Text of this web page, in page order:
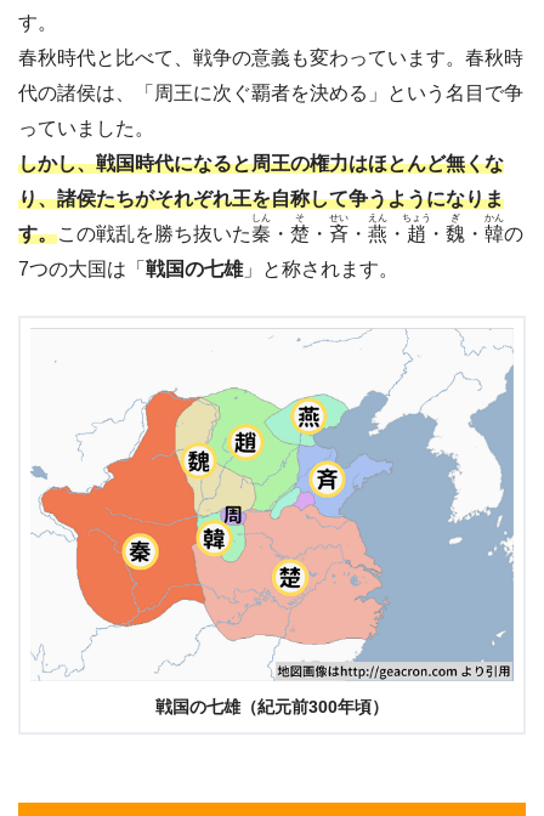
す。
春秋時代と比べて、戦争の意義も変わっています。春秋時
代の諸侯は、「周王に次ぐ覇者を決める」という名目で争
っていました。
しかし、戦国時代になると周王の権力はほとんど無くな
り、諸侯たちがそれぞれ王を自称して争うようになりま
す。この戦乱を勝ち抜いた秦
しん
・ 楚
そ
・ 斉
せい
・ 燕
えん
・ 趙
ちょう
・ 魏
ぎ
・ 韓
かん
の
7つの大国は「 戦国の七雄」と称されます。
戦国の七雄（紀元前300年頃）